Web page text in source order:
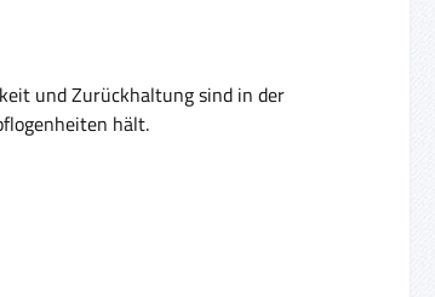
und Zurückhaltung sind in der
hält.